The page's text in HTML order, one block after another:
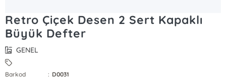
Retro Çiçek Desen 2 Sert Kapaklı
Büyük Defter
GENEL
Barkod : D0031